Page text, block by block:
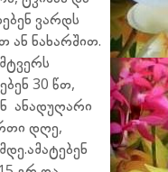
ვარდს
ან ნახარშით.
30 წთ,
ანადუღარი
დღე,